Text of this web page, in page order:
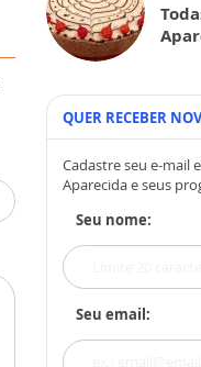
QUER RECEBER
Cadastre seu e-mail
Aparecida e seus
Seu nome:
Seu email: